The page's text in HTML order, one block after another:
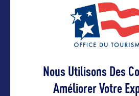
VOIR LE SITE
Nous Utilisons Des
Améliorer Votre